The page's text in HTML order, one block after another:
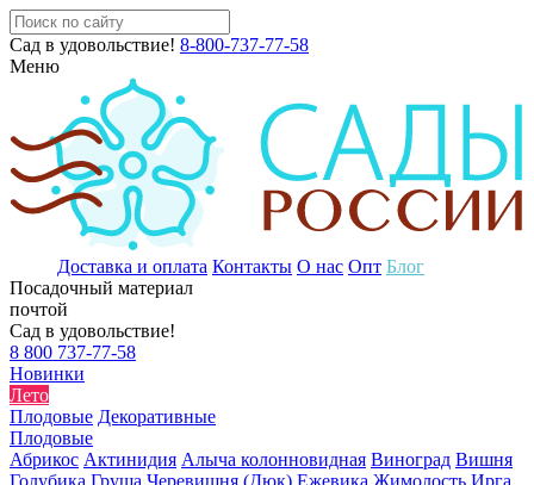
Сад в удовольствие! 8-800-737-77-58
Меню
Доставка и оплата Контакты О нас Опт Блог
Посадочный материал
почтой
Сад в удовольствие!
8 800 737-77-58
Новинки
Лето
Плодовые Декоративные
Плодовые
Абрикос Актинидия Алыча колонновидная Виноград Вишня